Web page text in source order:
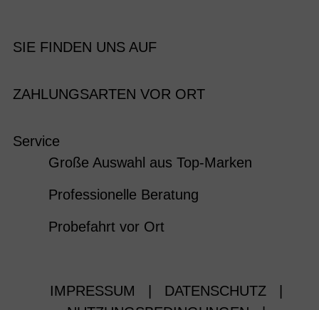
SIE FINDEN UNS AUF
ZAHLUNGSARTEN VOR ORT
Service
Große Auswahl aus Top-Marken
Professionelle Beratung
Probefahrt vor Ort
IMPRESSUM DATENSCHUTZ